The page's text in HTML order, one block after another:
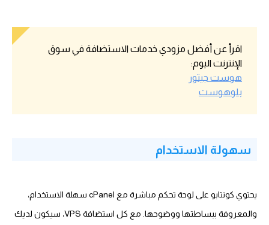
اقرأ عن أفضل مزودي خدمات الاستضافة في سوق
الإنترنت اليوم:
هوست جيتور
بلوهوست
سهولة الاستخدام
يحتوي كونتابو على لوحة تحكم مباشرة مع cPanel سهلة الاستخدام،
والمعروفة ببساطتها ووضوحها. مع كل استضافة VPS، سيكون لديك